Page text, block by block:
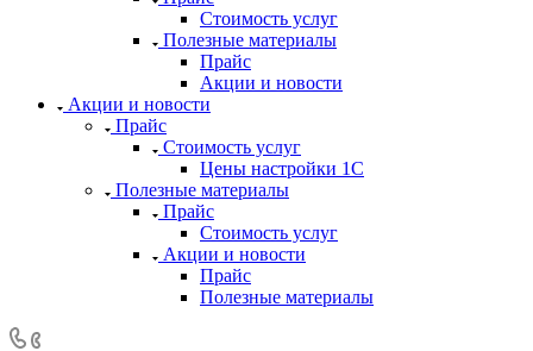
Стоимость услуг
Полезные материалы
Прайс
Акции и новости
Акции и новости
Прайс
Стоимость услуг
Цены настройки 1С
Полезные материалы
Прайс
Стоимость услуг
Акции и новости
Прайс
Полезные материалы